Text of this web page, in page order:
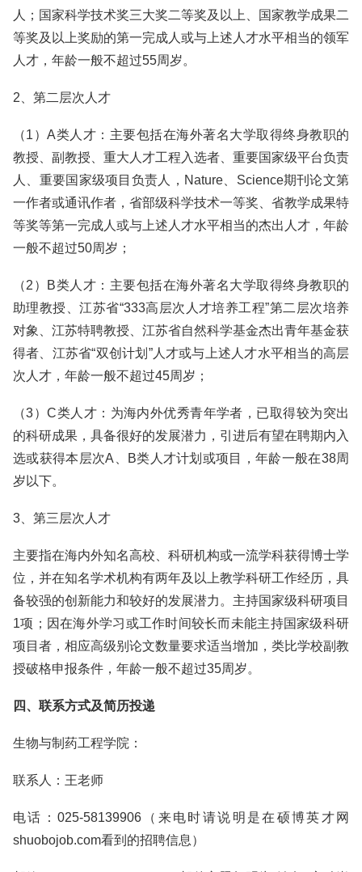
人；国家科学技术奖三大奖二等奖及以上、国家教学成果二
等奖及以上奖励的第一完成人或与上述人才水平相当的领军
人才，年龄一般不超过55周岁。
2、第二层次人才
（1）A类人才：主要包括在海外著名大学取得终身教职的
教授、副教授、重大人才工程入选者、重要国家级平台负责
人、重要国家级项目负责人，Nature、Science期刊论文第
一作者或通讯作者，省部级科学技术一等奖、省教学成果特
等奖等第一完成人或与上述人才水平相当的杰出人才，年龄
一般不超过50周岁；
（2）B类人才：主要包括在海外著名大学取得终身教职的
助理教授、江苏省“333高层次人才培养工程”第二层次培养
对象、江苏特聘教授、江苏省自然科学基金杰出青年基金获
得者、江苏省“双创计划”人才或与上述人才水平相当的高层
次人才，年龄一般不超过45周岁；
（3）C类人才：为海内外优秀青年学者，已取得较为突出
的科研成果，具备很好的发展潜力，引进后有望在聘期内入
选或获得本层次A、B类人才计划或项目，年龄一般在38周
岁以下。
3、第三层次人才
主要指在海内外知名高校、科研机构或一流学科获得博士学
位，并在知名学术机构有两年及以上教学科研工作经历，具
备较强的创新能力和较好的发展潜力。主持国家级科研项目
1项；因在海外学习或工作时间较长而未能主持国家级科研
项目者，相应高级别论文数量要求适当增加，类比学校副教
授破格申报条件，年龄一般不超过35周岁。
四、联系方式及简历投递
生物与制药工程学院：
联系人：王老师
电话：025-58139906（来电时请说明是在硕博英才网
shuobojob.com看到的招聘信息）